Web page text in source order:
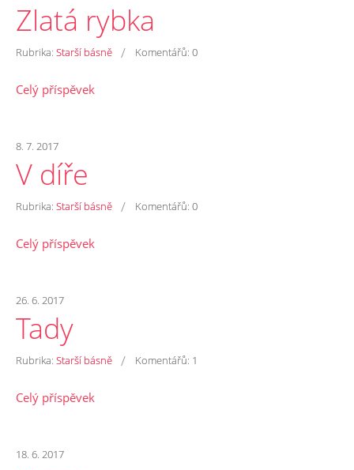
Zlatá rybka
Rubrika: Starší básně / Komentářů: 0
Celý příspěvek
8. 7. 2017
V díře
Rubrika: Starší básně / Komentářů: 0
Celý příspěvek
26. 6. 2017
Tady
Rubrika: Starší básně / Komentářů: 1
Celý příspěvek
18. 6. 2017